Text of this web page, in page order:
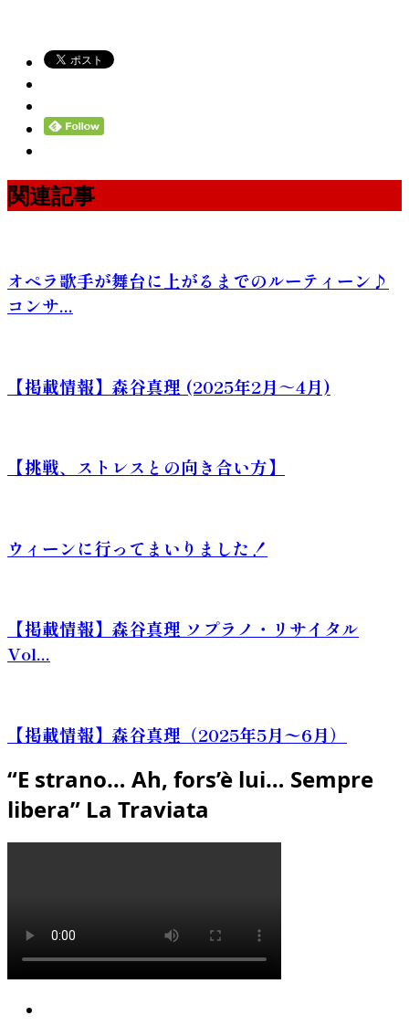
関連記事
オペラ歌手が舞台に上がるまでのルーティーン♪
コンサ...
【掲載情報】森谷真理 (2025年2月～4月)
【挑戦、ストレスとの向き合い方】
ウィーンに行ってまいりました！
【掲載情報】森谷真理 ソプラノ・リサイタル
Vol...
【掲載情報】森谷真理（2025年5月〜6月）
“E strano… Ah, fors’è lui… Sempre
libera” La Traviata